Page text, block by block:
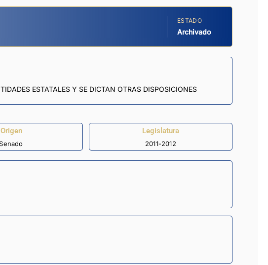
ESTADO
Archivado
ESTATALES Y SE DICTAN OTRAS DISPOSICIONES
Origen Legislatura
2011-2012